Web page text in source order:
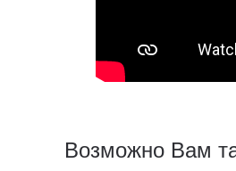
Возможно Вам